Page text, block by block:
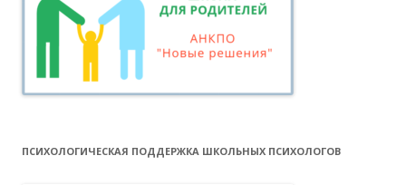
ПСИХОЛОГИЧЕСКАЯ ПОДДЕРЖКА ШКОЛЬНЫХ ПСИХОЛОГОВ